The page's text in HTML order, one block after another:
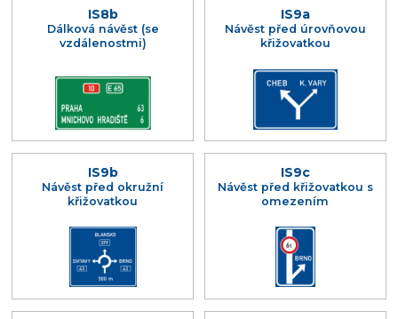
IS8b
Dálková návěst (se
vzdálenostmi)
IS9a
Návěst před úrovňovou
křižovatkou
IS9b
Návěst před okružní
křižovatkou
IS9c
Návěst před křižovatkou s
omezením